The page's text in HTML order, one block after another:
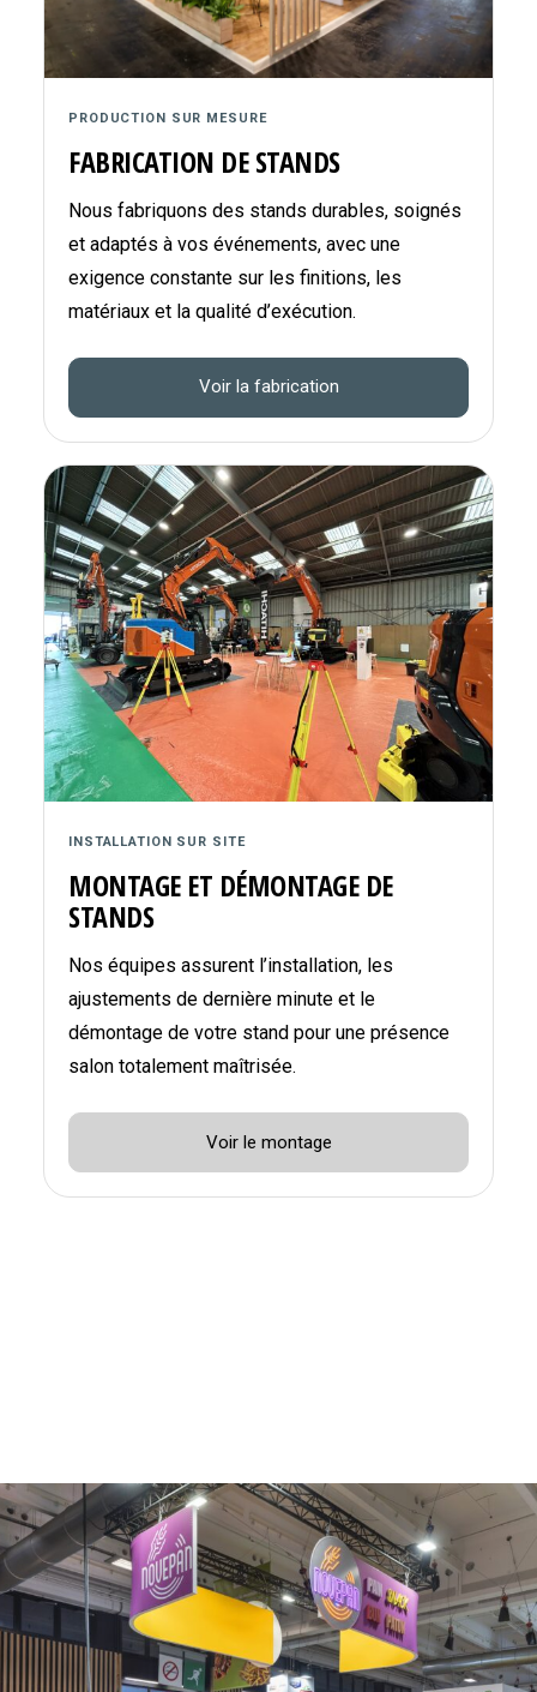
PRODUCTION SUR MESURE
FABRICATION DE STANDS
Nous fabriquons des stands durables, soignés
et adaptés à vos événements, avec une
exigence constante sur les finitions, les
matériaux et la qualité d’exécution.
Voir la fabrication
INSTALLATION SUR SITE
MONTAGE ET DÉMONTAGE DE
STANDS
Nos équipes assurent l’installation, les
ajustements de dernière minute et le
démontage de votre stand pour une présence
salon totalement maîtrisée.
Voir le montage